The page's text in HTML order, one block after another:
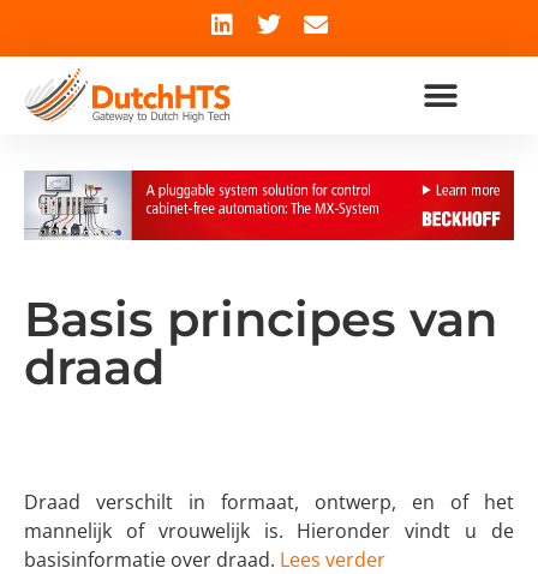
Basis principes van
draad
Draad verschilt in formaat, ontwerp, en of het
mannelijk of vrouwelijk is. Hieronder vindt u de
basisinformatie over draad. Lees verder